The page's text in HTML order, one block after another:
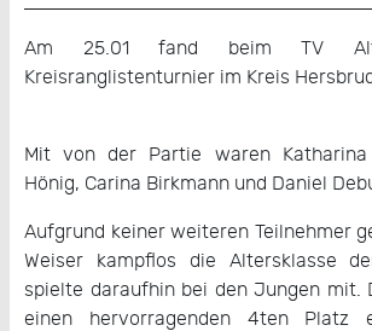
Am 25.01 fand beim TV
Kreisranglistenturnier im Kreis
Mit von der Partie waren Katharina
Hönig, Carina Birkmann und Daniel
Aufgrund keiner weiteren Teilnehmer
Weiser kampflos die Altersklasse
spielte daraufhin bei den Jungen mit.
einen hervorragenden 4ten Platz